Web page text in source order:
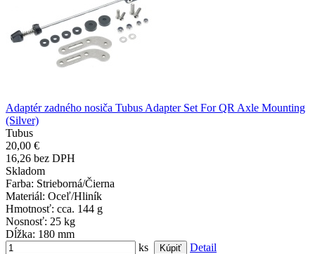
Adaptér zadného nosiča Tubus Adapter Set For QR Axle Mounting
(Silver)
Tubus
20,00 €
16,26 bez DPH
Skladom
Farba: Strieborná/Čierna
Materiál: Oceľ/Hliník
Hmotnosť: cca. 144 g
Nosnosť: 25 kg
Dĺžka: 180 mm
ks
Detail